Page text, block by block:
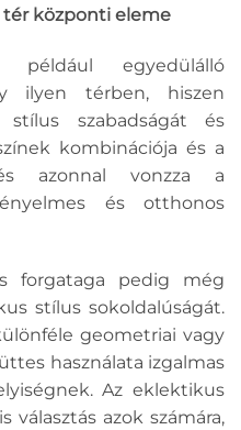
tér központi eleme
például egyedülálló
ilyen térben, hiszen
szabadságát és
kombinációja és a
azonnal vonzza a
és otthonos
forgataga pedig még
stílus sokoldalúságát.
geometriai vagy
használata izgalmas
Az eklektikus
választás azok számára,